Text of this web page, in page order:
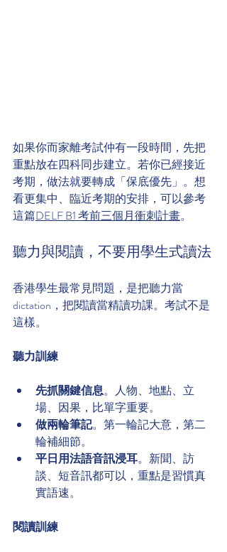
如果你而家離考試仲有一段時間，先把
重點放在四科同步建立。若你已經接近
考期，做法就要轉成「保底優先」。想
看更集中、臨近考期的安排，可以參考
這篇DELF B1 考前三個月衝刺計畫。
聽力與閱讀，不要用學生式讀法
香港學生最常見問題，是把聽力當
dictation，把閱讀當精讀功課。考試不是
這樣。
聽力訓練
先抓關鍵信息。人物、地點、立
場、因果，比單字重要。
做兩輪筆記。第一輪記大意，第二
輪補細節。
平日用法語音訊浸耳。新聞、訪
談、短音訊都可以，重點是習慣真
實語速。
閱讀訓練